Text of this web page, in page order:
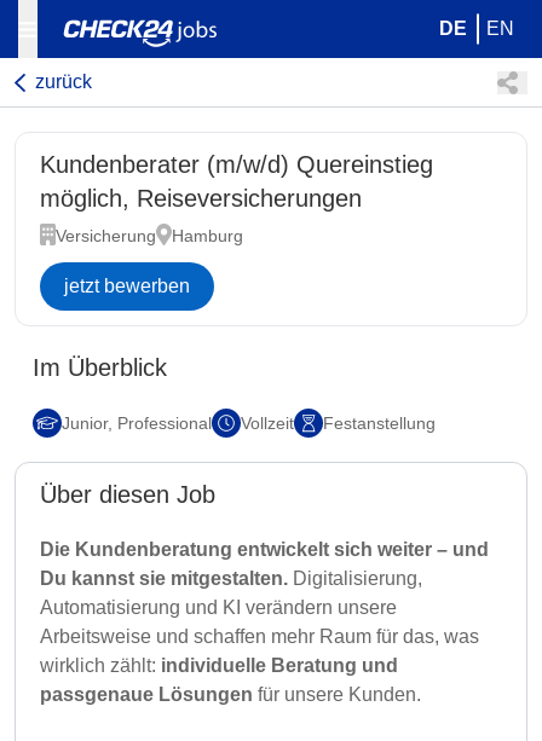
DE EN
zurück
Kundenberater (m/w/d) Quereinstieg
möglich, Reiseversicherungen
Versicherung Hamburg
jetzt bewerben
Im Überblick
Junior, Professional Vollzeit Festanstellung
Über diesen Job
Die Kundenberatung entwickelt sich weiter – und
Du kannst sie mitgestalten. Digitalisierung,
Automatisierung und KI verändern unsere
Arbeitsweise und schaffen mehr Raum für das, was
wirklich zählt: individuelle Beratung und
passgenaue Lösungen für unsere Kunden.